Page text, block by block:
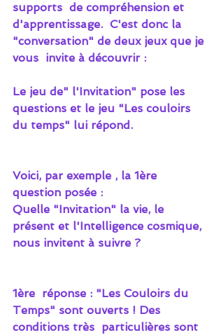
supports  de compréhension et
d'apprentissage.  C'est donc la
"conversation" de deux jeux que je
vous  invite à découvrir :
Le jeu de" l'Invitation" pose les
questions et le jeu "Les couloirs
du temps" lui répond.
Voici, par exemple , la 1ère
question posée :
Quelle "Invitation" la vie, le
présent et l'Intelligence cosmique,
nous invitent à suivre ?
1ère  réponse : "Les Couloirs du
Temps" sont ouverts ! Des
conditions très  particulières sont